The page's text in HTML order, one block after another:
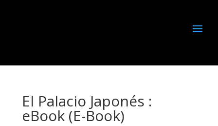
El Palacio Japonés :
eBook (E-Book)